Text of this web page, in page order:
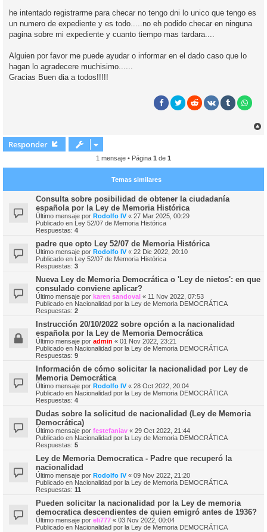
he intentado registrarme para checar no tengo dni lo unico que tengo es
un numero de expediente y es todo.....no eh podido checar en ninguna
pagina sobre mi expediente y cuanto tiempo mas tardara....
Alguien por favor me puede ayudar o informar en el dado caso que lo
hagan lo agradecere muchisimo......
Gracias Buen dia a todos!!!!!
a
Responder
1 mensaje • Página 1 de 1
Temas similares
Consulta sobre posibilidad de obtener la ciudadanía
española por la Ley de Memoria Histórica
Último mensaje por Rodolfo IV« 27 Mar 2025, 00:29
Publicado en Ley 52/07 de Memoria Histórica
Respuestas: 4
padre que opto Ley 52/07 de Memoria Histórica
Último mensaje por Rodolfo IV« 22 Dic 2022, 20:10
Publicado en Ley 52/07 de Memoria Histórica
Respuestas: 3
Nueva Ley de Memoria Democrática o 'Ley de nietos': en que
consulado conviene aplicar?
Último mensaje por karen sandoval « 11 Nov 2022, 07:53
Publicado en Nacionalidad por la Ley de Memoria DEMOCRÁTICA
Respuestas: 2
Instrucción 20/10/2022 sobre opción a la nacionalidad
española por la Ley de Memoria Democrática
Último mensaje por admin « 01 Nov 2022, 23:21
Publicado en Nacionalidad por la Ley de Memoria DEMOCRÁTICA
Respuestas: 9
Información de cómo solicitar la nacionalidad por Ley de
Memoria Democrática
Último mensaje por Rodolfo IV« 28 Oct 2022, 20:04
Publicado en Nacionalidad por la Ley de Memoria DEMOCRÁTICA
Respuestas: 4
Dudas sobre la solicitud de nacionalidad (Ley de Memoria
Democrática)
Último mensaje por festefaniav « 29 Oct 2022, 21:44
Publicado en Nacionalidad por la Ley de Memoria DEMOCRÁTICA
Respuestas: 5
Ley de Memoria Democratica - Padre que recuperó la
nacionalidad
Último mensaje por Rodolfo IV« 09 Nov 2022, 21:20
Publicado en Nacionalidad por la Ley de Memoria DEMOCRÁTICA
Respuestas: 11
Pueden solicitar la nacionalidad por la Ley de memoria
democratica descendientes de quien emigró antes de 1936?
Último mensaje por eli777 « 03 Nov 2022, 00:04
Publicado en Nacionalidad por la Ley de Memoria DEMOCRÁTICA